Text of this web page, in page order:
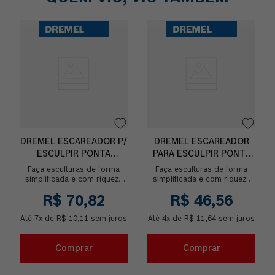
DREMEL ESCAREADOR P/
ESCULPIR PONTA
ARREDONDADA
Faça esculturas de forma
simplificada e com riqueza
Escareador para esculpir de
ponta redonda. Ideal p...
R$ 70,82
Até 7x de R$ 10,11 sem juros
Comprar
DREMEL ESCAREADOR
PARA ESCULPIR PONTA
PERA
Faça esculturas de forma
simplificada e com riqueza
Escareador para esculpir de
ponta de pera. Ideal p...
R$ 46,56
Até 4x de R$ 11,64 sem juros
Comprar